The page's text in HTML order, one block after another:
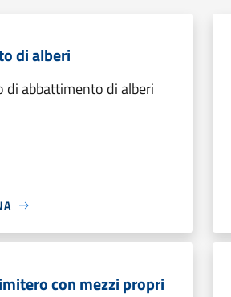
di alberi
di abbattimento di alberi
con mezzi propri